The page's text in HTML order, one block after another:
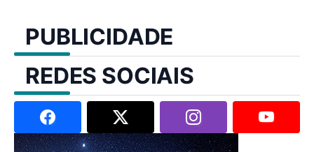
PUBLICIDADE
REDES SOCIAIS